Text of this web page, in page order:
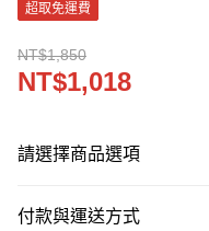
超取免運費
NT$1,850
NT$1,018
請選擇商品選項
付款與運送方式